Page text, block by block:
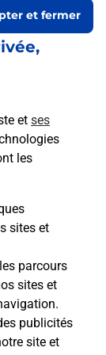
et ses
les
sites et
parcours
sites et
publicités
site et
et fermer
à 12h00